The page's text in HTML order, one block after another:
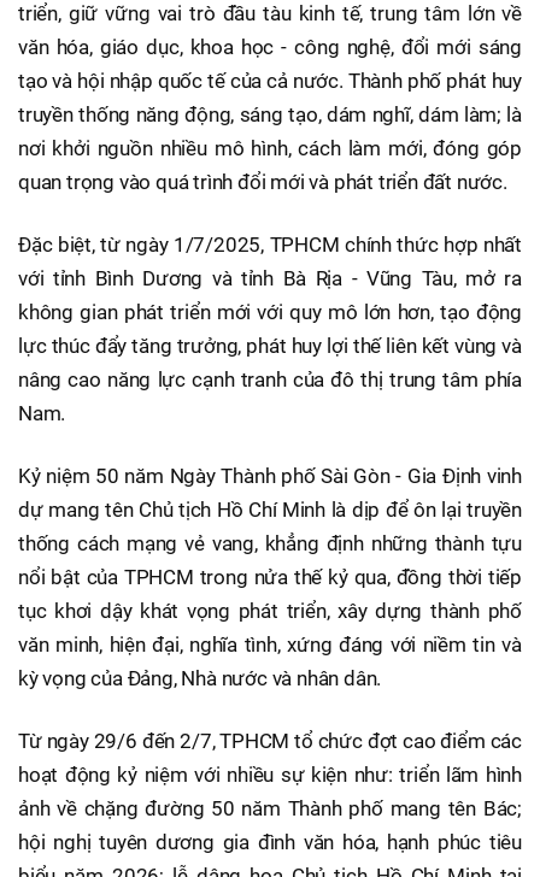
triển, giữ vững vai trò đầu tàu kinh tế, trung tâm lớn về
văn hóa, giáo dục, khoa học - công nghệ, đổi mới sáng
tạo và hội nhập quốc tế của cả nước. Thành phố phát huy
truyền thống năng động, sáng tạo, dám nghĩ, dám làm; là
nơi khởi nguồn nhiều mô hình, cách làm mới, đóng góp
quan trọng vào quá trình đổi mới và phát triển đất nước.
Đặc biệt, từ ngày 1/7/2025, TPHCM chính thức hợp nhất
với tỉnh Bình Dương và tỉnh Bà Rịa - Vũng Tàu, mở ra
không gian phát triển mới với quy mô lớn hơn, tạo động
lực thúc đẩy tăng trưởng, phát huy lợi thế liên kết vùng và
nâng cao năng lực cạnh tranh của đô thị trung tâm phía
Nam.
Kỷ niệm 50 năm Ngày Thành phố Sài Gòn - Gia Định vinh
dự mang tên Chủ tịch Hồ Chí Minh là dịp để ôn lại truyền
thống cách mạng vẻ vang, khẳng định những thành tựu
nổi bật của TPHCM trong nửa thế kỷ qua, đồng thời tiếp
tục khơi dậy khát vọng phát triển, xây dựng thành phố
văn minh, hiện đại, nghĩa tình, xứng đáng với niềm tin và
kỳ vọng của Đảng, Nhà nước và nhân dân.
Từ ngày 29/6 đến 2/7, TPHCM tổ chức đợt cao điểm các
hoạt động kỷ niệm với nhiều sự kiện như: triển lãm hình
ảnh về chặng đường 50 năm Thành phố mang tên Bác;
hội nghị tuyên dương gia đình văn hóa, hạnh phúc tiêu